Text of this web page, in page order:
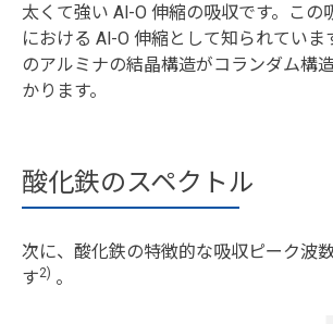
太くて強い Al-O 伸縮の吸収です。この
における Al-O 伸縮として知られていま
のアルミナの結晶構造がコランダム構
かります。
酸化鉄のスペクトル
次に、酸化鉄の特徴的な吸収ピーク波
す2) 。